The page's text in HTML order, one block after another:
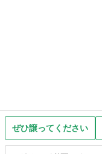
ぜひ譲ってください